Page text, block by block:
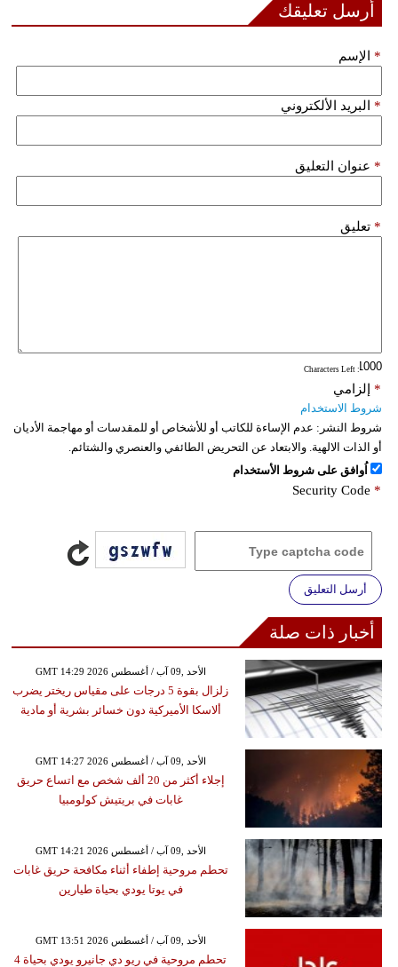
مرأة
وتكنولوجيا
أرسل تعليقك
الإسم *
البريد الألكتروني *
عنوان التعليق *
تعليق *
: Characters Left
إلزامي *
شروط الاستخدام
شروط النشر: عدم الإساءة للكاتب أو للأشخاص أو للمقدسات أو مهاجمة الأديان
أو الذات الالهية. والابتعاد عن التحريض الطائفي والعنصري والشتائم.
اُوافق على شروط الأستخدام
Security Code *
أرسل التعليق
أخبار ذات صلة
GMT 14:29 2026 الأحد ,09 آب / أغسطس
زلزال بقوة 5 درجات على مقياس ريختر يضرب
ألاسكا الأميركية دون خسائر بشرية أو مادية
GMT 14:27 2026 الأحد ,09 آب / أغسطس
إجلاء أكثر من 20 ألف شخص مع اتساع حريق
غابات في بريتيش كولومبيا
GMT 14:21 2026 الأحد ,09 آب / أغسطس
تحطم مروحية إطفاء أثناء مكافحة حريق غابات
في يوتا يودي بحياة طيارين
GMT 13:51 2026 الأحد ,09 آب / أغسطس
تحطم مروحية في ريو دي جانيرو يودي بحياة 4